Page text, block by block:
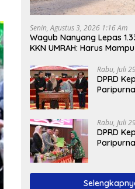
Senin, Agustus 3, 2026 1:16 Am
Wagub Nanyang Lepas
KKN UMRAH: Harus
Rabu, Juli
DPRD
APBD
Rabu, Juli
DPRD